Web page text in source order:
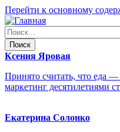
Перейти к основному
Ксения Яровая
Принято считать, что еда
маркетинг десятилетиями
Екатерина Солонко